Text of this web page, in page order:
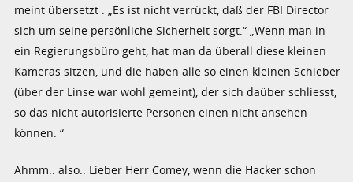
meint übersetzt : „Es ist nicht verrückt, daß der FBI Director
sich um seine persönliche Sicherheit sorgt.“ „Wenn man in
ein Regierungsbüro geht, hat man da überall diese kleinen
Kameras sitzen, und die haben alle so einen kleinen Schieber
(über der Linse war wohl gemeint), der sich daüber schliesst,
so das nicht autorisierte Personen einen nicht ansehen
können. “
Ähmm.. also.. Lieber Herr Comey, wenn die Hacker schon